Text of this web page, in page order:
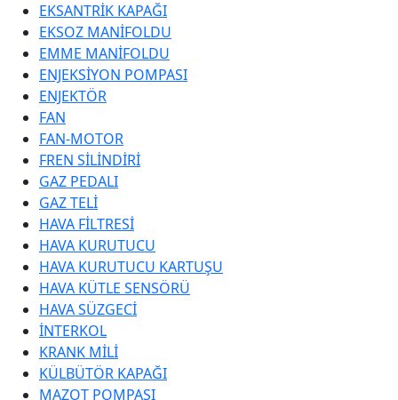
EKSANTRİK KAPAĞI
EKSOZ MANİFOLDU
EMME MANİFOLDU
ENJEKSİYON POMPASI
ENJEKTÖR
FAN
FAN-MOTOR
FREN SİLİNDİRİ
GAZ PEDALI
GAZ TELİ
HAVA FİLTRESİ
HAVA KURUTUCU
HAVA KURUTUCU KARTUŞU
HAVA KÜTLE SENSÖRÜ
HAVA SÜZGECİ
İNTERKOL
KRANK MİLİ
KÜLBÜTÖR KAPAĞI
MAZOT POMPASI